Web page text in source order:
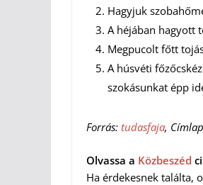
Hagyjuk
A héjában hagyott
Megpucolt főtt
A húsvéti
szokásunkat épp
Forrás: tudasfaja,
Olvassa a Közbeszéd
Ha érdekesnek találta,